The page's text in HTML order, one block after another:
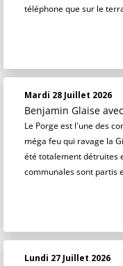
téléphone que sur le
Mardi 28 Juillet 2026
Benjamin Glaise
Le Porge est l'une des
méga feu qui ravage la
été totalement détruites
communales sont partis
Lundi 27 Juillet 2026